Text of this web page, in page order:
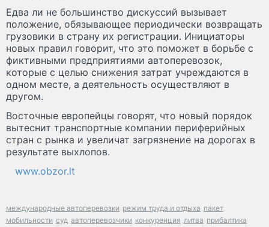
Едва ли не большинство дискуссий вызывает
положение, обязывающее периодически возвращать
грузовики в страну их регистрации. Инициаторы
новых правил говорит, что это поможет в борьбе с
фиктивными предприятиями автоперевозок,
которые с целью снижения затрат учреждаются в
одном месте, а деятельность осуществляют в
другом.
Восточные европейцы говорят, что новый порядок
вытеснит транспортные компании периферийных
стран с рынка и увеличат загрязнение на дорогах в
результате выхлопов.
www.obzor.lt
международные автоперевозки режим труда и отдыха пакет
мобильности суд автоперевозчики конкуренция литва прибалтика